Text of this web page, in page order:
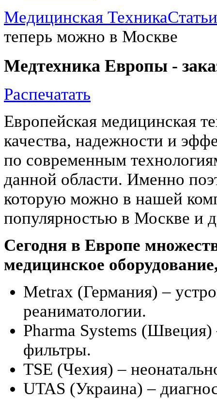
Медицинская ТехникаСтатьи
теперь можно в Москве
Медтехника Европы -
Распечатать
Европейская медицинская
качества, надежности и
по современным
данной области. Именно
которую можно в нашей
популярностью в Москве и
Сегодня в Европе
медицинское
Metrax (Германия) –
реаниматологии.
Pharma Systems
фильтры.
TSE (Чехия) –
UTAS (Украина) –